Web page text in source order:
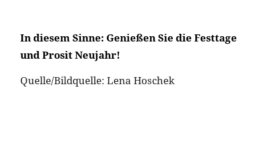
In diesem Sinne: Genießen Sie die Festtage
und Prosit Neujahr!
Quelle/Bildquelle: Lena Hoschek